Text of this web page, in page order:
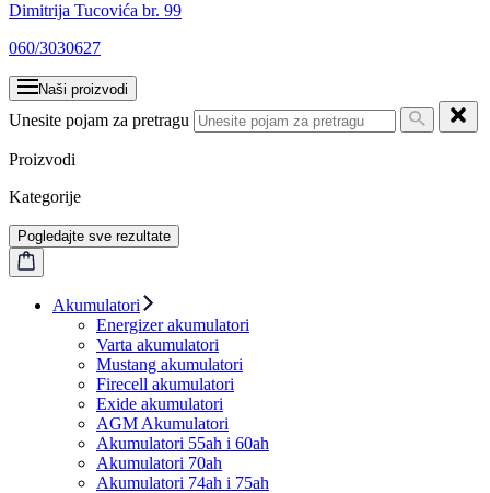
Dimitrija Tucovića br. 99
060/3030627
Naši proizvodi
Unesite pojam za pretragu
Proizvodi
Kategorije
Pogledajte sve rezultate
Akumulatori
Energizer akumulatori
Varta akumulatori
Mustang akumulatori
Firecell akumulatori
Exide akumulatori
AGM Akumulatori
Akumulatori 55ah i 60ah
Akumulatori 70ah
Akumulatori 74ah i 75ah